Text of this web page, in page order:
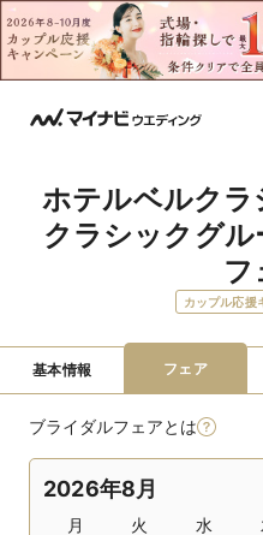
ホテルベルクラ
クラシックグ
フ
カップル応援
基本情報 フェア
ブライダルフェアとは
2026年8月
月 火 水